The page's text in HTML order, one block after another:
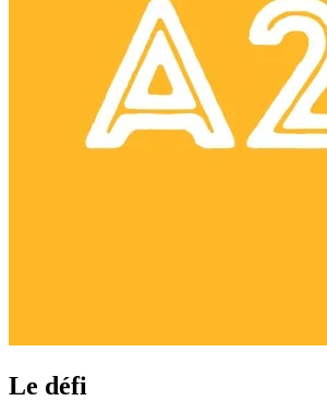
Le défi